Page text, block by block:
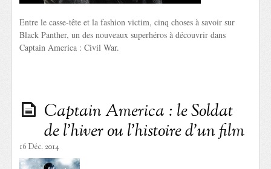
Entre le casse-tête et la fashion victim, cinq choses à savoir sur
Black Panther, un des nouveaux superhéros à découvrir dans
Captain America : Civil War.
Captain America : le Soldat
de l’hiver ou l’histoire d’un film
16 Déc. 2014